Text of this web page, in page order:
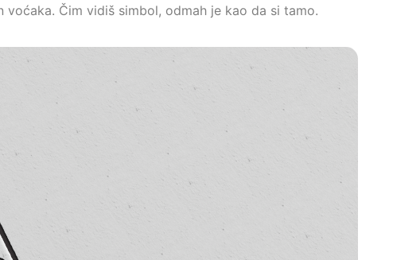
Čim vidiš simbol, odmah je kao da si tamo.